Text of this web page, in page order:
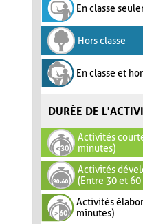
En classe
Hors classe
En classe et
DURÉE DE
Activités
minutes)
Activités
(Entre 30 et
Activités
minutes)